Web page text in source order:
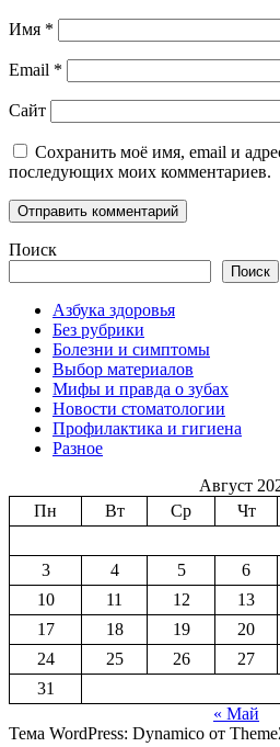
Имя *
Email *
Сайт
Сохранить моё имя, email и
последующих моих комментариев.
Поиск
Поиск
Азбука здоровья
Без рубрики
Болезни и симптомы
Выбор материалов
Мифы и правда о зубах
Новости стоматологии
Профилактика и гигиена
Разное
Август
Пн
Вт Ср Чт
3
4 5 6
10
11 12 13
17
18 19 20
24
25 26 27
31
« Май
Тема WordPress: Dynamico от